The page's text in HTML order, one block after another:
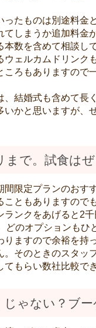
たものは別途料金
しまうか追加料金
数を含めて相談し
ェルカムドリンク
ろもありますので
結婚式も含めて長
かと思いますが、
で。試食はぜ
限定プランのおす
ともありますので
ンクをあげると2
どのオプションもひ
ますので余裕を持
そのときのスタッ
もらい数社比較で
じゃない？ブ